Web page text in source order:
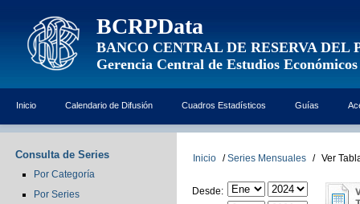
BCRPData
BANCO CENTRAL DE RESERVA DEL
Gerencia Central de Estudios Económicos
Inicio Calendario de Difusión Cuadros Estadísticos Guías
Consulta de Series
Por Categoría
Por Series
Inicio / Series Mensuales / Ver
Desde: